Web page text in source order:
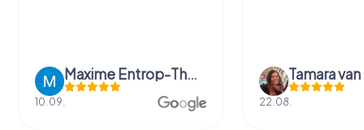
Maxime Entrop-Thelen
10.09.
Tamara
22.08.